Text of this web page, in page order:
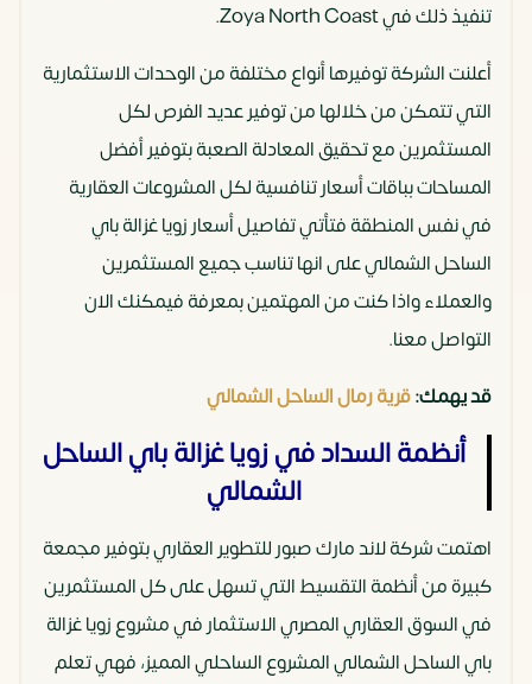
تنفيذ ذلك في Zoya North Coast.
أعلنت الشركة توفيرها أنواع مختلفة من الوحدات الاستثمارية
التي تتمكن من خلالها من توفير عديد الفرص لكل
المستثمرين مع تحقيق المعادلة الصعبة بتوفير أفضل
المساحات بباقات أسعار تنافسية لكل المشروعات العقارية
في نفس المنطقة فتأتي تفاصيل أسعار زويا غزالة باي
الساحل الشمالي على انها تناسب جميع المستثمرين
والعملاء واذا كنت من المهتمين بمعرفة فيمكنك الان
التواصل معنا.
قد يهمك:قرية رمال الساحل الشمالي
أنظمة السداد في زويا غزالة باي الساحل
الشمالي
اهتمت شركة لاند مارك صبور للتطوير العقاري بتوفير مجمعة
كبيرة من أنظمة التقسيط التي تسهل على كل المستثمرين
في السوق العقاري المصري الاستثمار في مشروع زويا غزالة
باي الساحل الشمالي المشروع الساحلي المميز، فهي تعلم